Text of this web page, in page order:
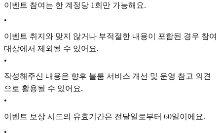
이벤트 참여는 한 계정당 1회만 가능해요.
•
이벤트 취지와 맞지 않거나 부적절한 내용이 포함된 경우 참여
대상에서 제외될 수 있어요.
•
작성해주신 내용은 향후 블룸 서비스 개선 및 운영 참고 의견
으로 활용될 수 있어요.
•
이벤트 보상 시드의 유효기간은 전달일로부터 60일이에요.